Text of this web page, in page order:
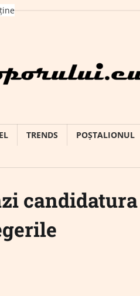
TRENDS POȘTALIONUL
candidatura